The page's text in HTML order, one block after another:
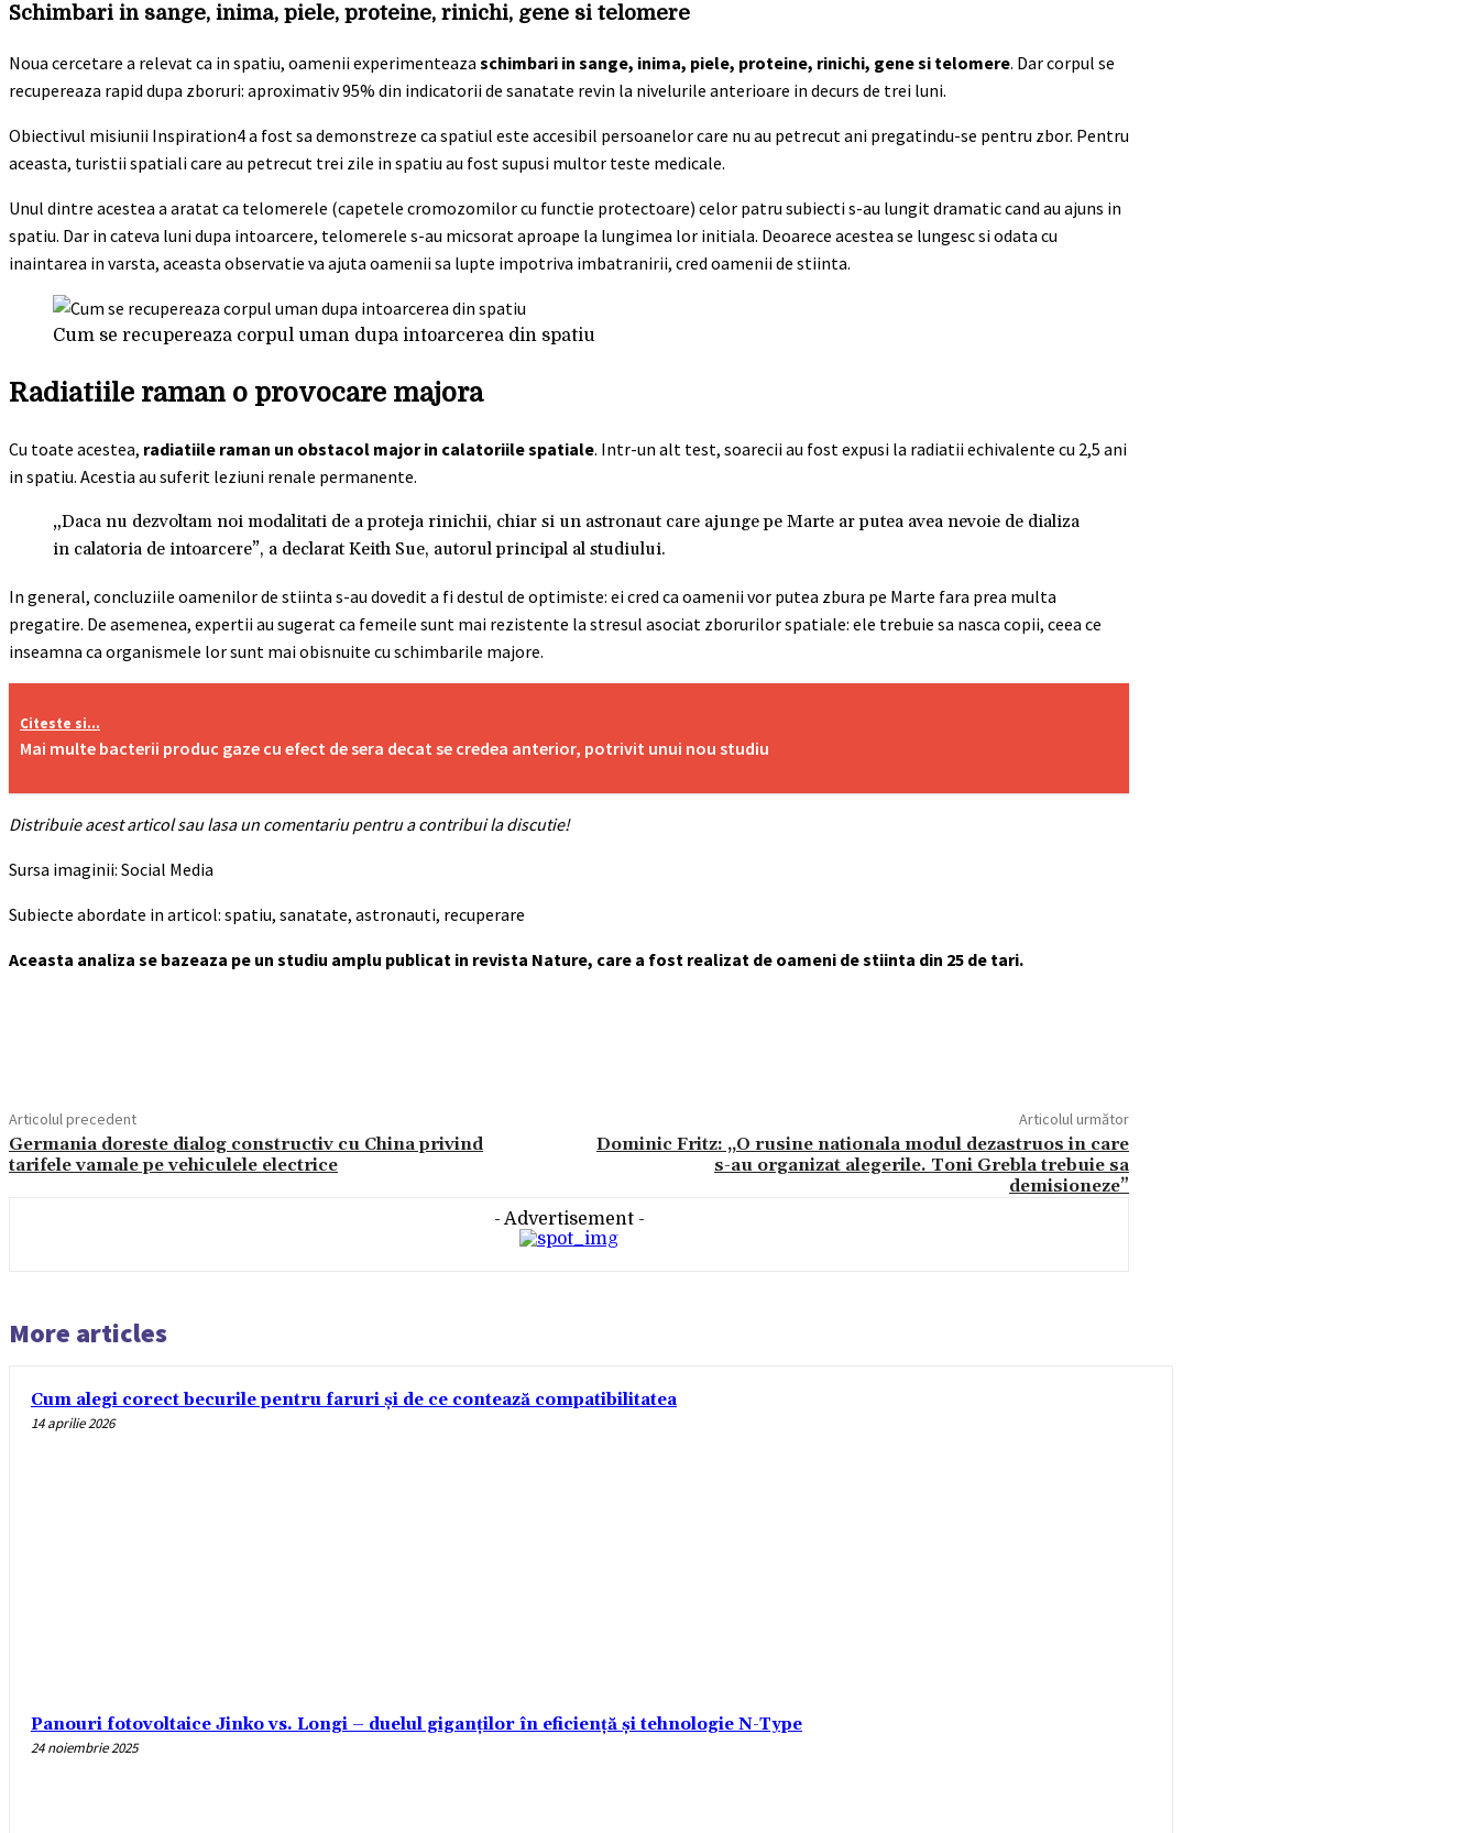
Schimbari in sange, inima, piele, proteine, rinichi, gene si telomere
Noua cercetare a relevat ca in spatiu, oamenii experimenteaza schimbari in sange, inima, piele, proteine, rinichi, gene si telomere. Dar corpul se
recupereaza rapid dupa zboruri: aproximativ 95% din indicatorii de sanatate revin la nivelurile anterioare in decurs de trei luni.
Obiectivul misiunii Inspiration4 a fost sa demonstreze ca spatiul este accesibil persoanelor care nu au petrecut ani pregatindu-se pentru zbor. Pentru
aceasta, turistii spatiali care au petrecut trei zile in spatiu au fost supusi multor teste medicale.
Unul dintre acestea a aratat ca telomerele (capetele cromozomilor cu functie protectoare) celor patru subiecti s-au lungit dramatic cand au ajuns in
spatiu. Dar in cateva luni dupa intoarcere, telomerele s-au micsorat aproape la lungimea lor initiala. Deoarece acestea se lungesc si odata cu
inaintarea in varsta, aceasta observatie va ajuta oamenii sa lupte impotriva imbatranirii, cred oamenii de stiinta.
Cum se recupereaza corpul uman dupa intoarcerea din spatiu
Radiatiile raman o provocare majora
Cu toate acestea, radiatiile raman un obstacol major in calatoriile spatiale. Intr-un alt test, soarecii au fost expusi la radiatii echivalente cu 2,5 ani
in spatiu. Acestia au suferit leziuni renale permanente.
„Daca nu dezvoltam noi modalitati de a proteja rinichii, chiar si un astronaut care ajunge pe Marte ar putea avea nevoie de dializa
in calatoria de intoarcere”, a declarat Keith Sue, autorul principal al studiului.
In general, concluziile oamenilor de stiinta s-au dovedit a fi destul de optimiste: ei cred ca oamenii vor putea zbura pe Marte fara prea multa
pregatire. De asemenea, expertii au sugerat ca femeile sunt mai rezistente la stresul asociat zborurilor spatiale: ele trebuie sa nasca copii, ceea ce
inseamna ca organismele lor sunt mai obisnuite cu schimbarile majore.
Citeste si...
Mai multe bacterii produc gaze cu efect de sera decat se credea anterior, potrivit unui nou studiu
Distribuie acest articol sau lasa un comentariu pentru a contribui la discutie!
Sursa imaginii: Social Media
Subiecte abordate in articol: spatiu, sanatate, astronauti, recuperare
Aceasta analiza se bazeaza pe un studiu amplu publicat in revista Nature, care a fost realizat de oameni de stiinta din 25 de tari.
Articolul precedent
Germania doreste dialog constructiv cu China privind
tarifele vamale pe vehiculele electrice
Articolul următor
Dominic Fritz: „O rusine nationala modul dezastruos in care
s-au organizat alegerile. Toni Grebla trebuie sa
demisioneze”
- Advertisement -
More articles
Cum alegi corect becurile pentru faruri și de ce contează compatibilitatea
14 aprilie 2026
Panouri fotovoltaice Jinko vs. Longi – duelul giganților în eficiență și tehnologie N-Type
24 noiembrie 2025